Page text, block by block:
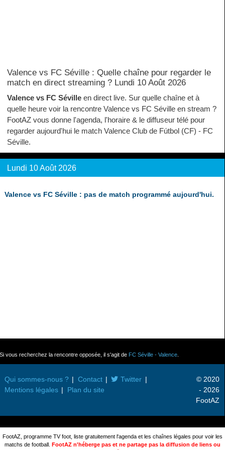
Valence vs FC Séville : Quelle chaîne pour regarder le
match en direct streaming ? Lundi 10 Août 2026
Valence vs FC Séville en direct live. Sur quelle chaîne et à
quelle heure voir la rencontre Valence vs FC Séville en stream ?
FootAZ vous donne l'agenda, l'horaire & le diffuseur télé pour
regarder aujourd'hui le match Valence Club de Fútbol (CF) - FC
Séville.
Lundi 10 Août 2026
Valence vs FC Séville : pas de match programmé aujourd'hui.
Si vous recherchez la rencontre opposée, il s'agit de FC Séville - Valence
Qui sommes-nous ? Contact
Twitter
Mentions légales
Plan du site
© 2020
- 2026
FootAZ
FootAZ, programme TV foot, liste gratuitement l'agenda et les chaînes légales pour voir les
matchs de football. FootAZ n'héberge pas et ne partage pas la diffusion de liens ou